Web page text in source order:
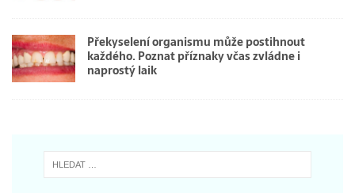
Překyselení organismu může postihnout
každého. Poznat příznaky včas zvládne i
naprostý laik